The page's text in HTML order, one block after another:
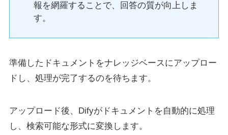
報を網羅することで、回答の質が向上しま
す。
準備したドキュメントをナレッジベースにアップロー
ドし、処理が完了するのを待ちます。
アップロード後、Difyがドキュメントを自動的に処理
し、検索可能な形式に変換します。